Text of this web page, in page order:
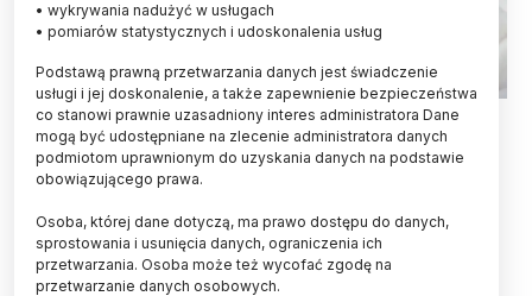
Próbka zapachu wydzielanego przez
przestraszoną matkę wystarczy, aby jej nowo
narodzone dzieci nauczyły się bać tego samego,
co ona – informuje czasopismo „Proceedings of
the National Academy of Sciences”.
• wykrywania nadużyć w usługach
• pomiarów statystycznych i udoskonalenia usług
Podstawą prawną przetwarzania danych jest świadczenie
usługi i jej doskonalenie, a także zapewnienie bezpieczeństwa
co stanowi prawnie uzasadniony interes administratora Dane
mogą być udostępniane na zlecenie administratora danych
podmiotom uprawnionym do uzyskania danych na podstawie
obowiązującego prawa.
Osoba, której dane dotyczą, ma prawo dostępu do danych,
sprostowania i usunięcia danych, ograniczenia ich
przetwarzania. Osoba może też wycofać zgodę na
przetwarzanie danych osobowych.